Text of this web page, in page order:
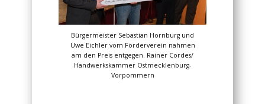
Bürgermeister Sebastian Hornburg und
Uwe Eichler vom Förderverein nahmen
am den Preis entgegen. Rainer Cordes/
Handwerkskammer Ostmecklenburg-
Vorpommern